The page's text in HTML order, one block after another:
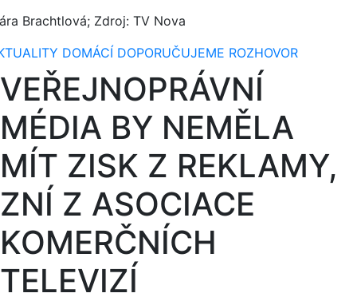
Brachtlová; Zdroj: TV Nova
DOMÁCÍ DOPORUČUJEME ROZHOVOR
VEŘEJNOPRÁVNÍ
MÉDIA BY NEMĚLA
MÍT ZISK Z REKLAMY,
ZNÍ Z ASOCIACE
KOMERČNÍCH
TELEVIZÍ